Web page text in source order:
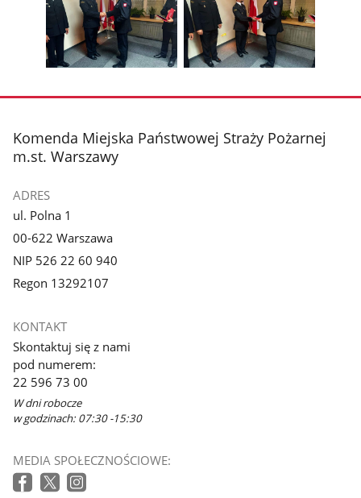
poprzednie
zdjęcia
z
galerii.
z
galerii.
zdjęcie
galerii.
zdjęcie
galerii.
stopka
Komenda Miejska Państwowej Straży Pożarnej
m.st. Warszawy
ADRES
ul. Polna 1
00-622 Warszawa
NIP 526 22 60 940
Regon 13292107
KONTAKT
Skontaktuj się z nami
pod numerem:
22 596 73 00
W dni robocze
w godzinach: 07:30 -15:30
MEDIA SPOŁECZNOŚCIOWE: